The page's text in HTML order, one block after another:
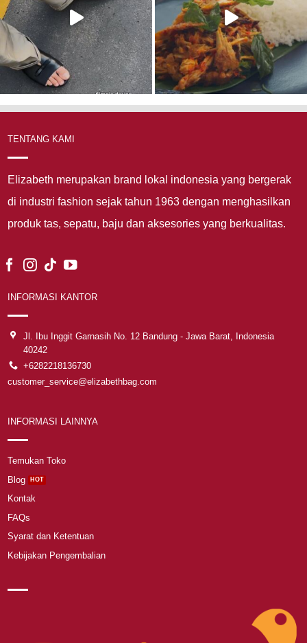
TENTANG KAMI
Elizabeth merupakan brand lokal indonesia yang bergerak
di industri fashion sejak tahun 1963 dengan menghasilkan
produk tas, sepatu, baju dan aksesories yang berkualitas.
INFORMASI KANTOR
Jl. Ibu Inggit Garnasih No. 12 Bandung - Jawa Barat, Indonesia
40242
+6282218136730
customer_service@elizabethbag.com
INFORMASI LAINNYA
Temukan Toko
Blog
Kontak
FAQs
Syarat dan Ketentuan
Kebijakan Pengembalian